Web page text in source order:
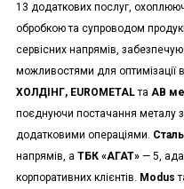
13 додаткових послуг,
обробкою та супроводом
сервісних напрямів,
можливостями для оптимізації
ХОЛДІНГ, EUROMETALта АВ
поєднуючи постачання металу
додатковими операціями.
напрямів, а ТБК «АГАТ»— 5,
корпоративних клієнтів. Modus